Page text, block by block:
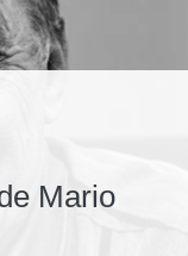
Mario